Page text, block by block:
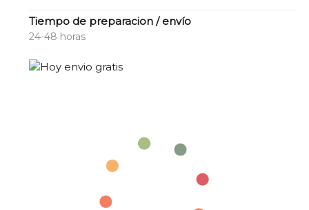
Tiempo de preparacion / envío
24-48 horas